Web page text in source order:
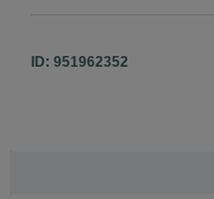
ID: 951962352